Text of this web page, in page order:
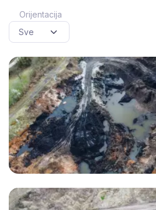
Orijentacija